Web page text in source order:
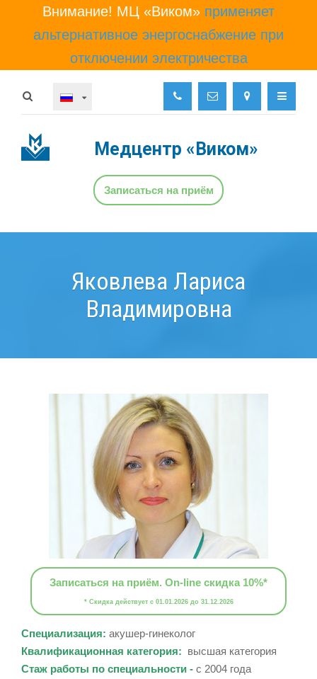
Внимание! МЦ «Виком» применяет
альтернативное энергоснабжение при
отключении электричества
Медцентр «Виком»
Записаться на приём
Яковлева Лариса
Владимировна
Записаться на приём. On-line скидка 10%*
* Скидка действует с 01.01.2026 до 31.12.2026
Специализация: акушер-гинеколог
Квалификационная категория: высшая категория
Стаж работы по специальности - с 2004 года